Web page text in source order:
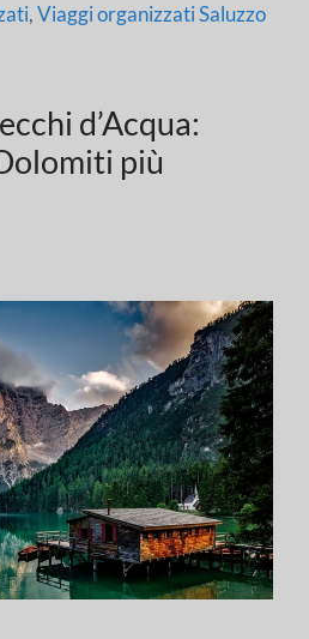
,Viaggi organizzati Saluzzo
d’Acqua:
più